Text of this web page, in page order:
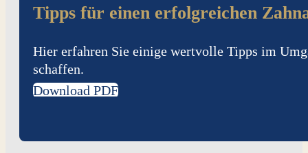
Tipps für einen erfolgreichen
Hier erfahren Sie einige wertvolle Tipps im
schaffen.
Download PDF